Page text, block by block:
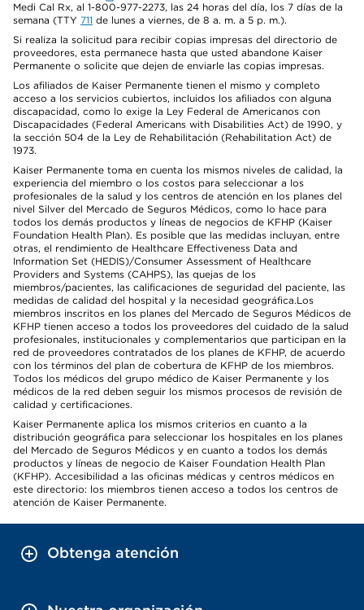
Medi Cal Rx, al 1-800-977-2273, las 24 horas del día, los 7 días de la
semana (TTY 711 de lunes a viernes, de 8 a. m. a 5 p. m.).
Si realiza la solicitud para recibir copias impresas del directorio de
proveedores, esta permanece hasta que usted abandone Kaiser
Permanente o solicite que dejen de enviarle las copias impresas.
Los afiliados de Kaiser Permanente tienen el mismo y completo
acceso a los servicios cubiertos, incluidos los afiliados con alguna
discapacidad, como lo exige la Ley Federal de Americanos con
Discapacidades (Federal Americans with Disabilities Act) de 1990, y
la sección 504 de la Ley de Rehabilitación (Rehabilitation Act) de
1973.
Kaiser Permanente toma en cuenta los mismos niveles de calidad, la
experiencia del miembro o los costos para seleccionar a los
profesionales de la salud y los centros de atención en los planes del
nivel Silver del Mercado de Seguros Médicos, como lo hace para
todos los demás productos y líneas de negocios de KFHP (Kaiser
Foundation Health Plan). Es posible que las medidas incluyan, entre
otras, el rendimiento de Healthcare Effectiveness Data and
Information Set (HEDIS)/Consumer Assessment of Healthcare
Providers and Systems (CAHPS), las quejas de los
miembros/pacientes, las calificaciones de seguridad del paciente, las
medidas de calidad del hospital y la necesidad geográfica.Los
miembros inscritos en los planes del Mercado de Seguros Médicos de
KFHP tienen acceso a todos los proveedores del cuidado de la salud
profesionales, institucionales y complementarios que participan en la
red de proveedores contratados de los planes de KFHP, de acuerdo
con los términos del plan de cobertura de KFHP de los miembros.
Todos los médicos del grupo médico de Kaiser Permanente y los
médicos de la red deben seguir los mismos procesos de revisión de
calidad y certificaciones.
Kaiser Permanente aplica los mismos criterios en cuanto a la
distribución geográfica para seleccionar los hospitales en los planes
del Mercado de Seguros Médicos y en cuanto a todos los demás
productos y líneas de negocio de Kaiser Foundation Health Plan
(KFHP). Accesibilidad a las oficinas médicas y centros médicos en
este directorio: los miembros tienen acceso a todos los centros de
atención de Kaiser Permanente.
Obtenga atención